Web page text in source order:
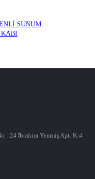
SUNUM
: 24 İbrahim Yenmiş Apt. K:4